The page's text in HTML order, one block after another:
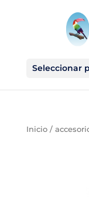
Seleccionar
Inicio/